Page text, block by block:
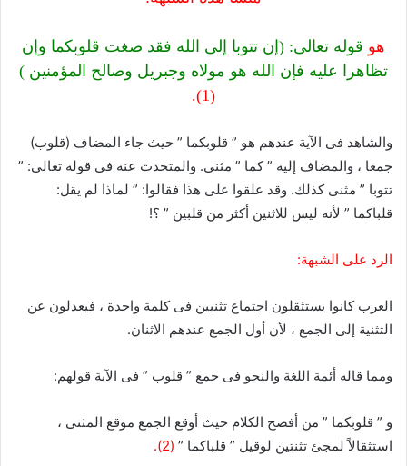
هو قوله تعالى: (إن تتوبا إلى الله فقد صغت قلوبكما وإن
تظاهرا عليه فإن الله هو مولاه وجبريل وصالح المؤمنين )
(1).
والشاهد فى الآية عندهم هو ” قلوبكما ” حيث جاء المضاف (قلوب)
جمعا ، والمضاف إليه ” كما ” مثنى. والمتحدث عنه فى قوله تعالى: ”
تتوبا ” مثنى كذلك. وقد علقوا على هذا فقالوا: ” لماذا لم يقل:
قلباكما ” لأنه ليس للاثنين أكثر من قلبين ” ؟!
الرد على الشبهة:
العرب كانوا يستثقلون اجتماع تثنيين فى كلمة واحدة ، فيعدلون عن
التثنية إلى الجمع ، لأن أول الجمع عندهم الاثنان.
ومما قاله أئمة اللغة والنحو فى جمع ” قلوب ” فى الآية قولهم:
و ” قلوبكما ” من أفصح الكلام حيث أوقع الجمع موقع المثنى ،
استثقالاً لمجئ تثنتين لوقيل ” قلباكما ” (2).